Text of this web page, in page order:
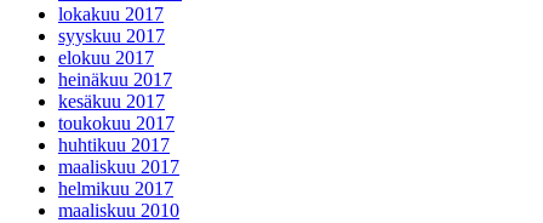
lokakuu 2017
syyskuu 2017
elokuu 2017
heinäkuu 2017
kesäkuu 2017
toukokuu 2017
huhtikuu 2017
maaliskuu 2017
helmikuu 2017
maaliskuu 2010